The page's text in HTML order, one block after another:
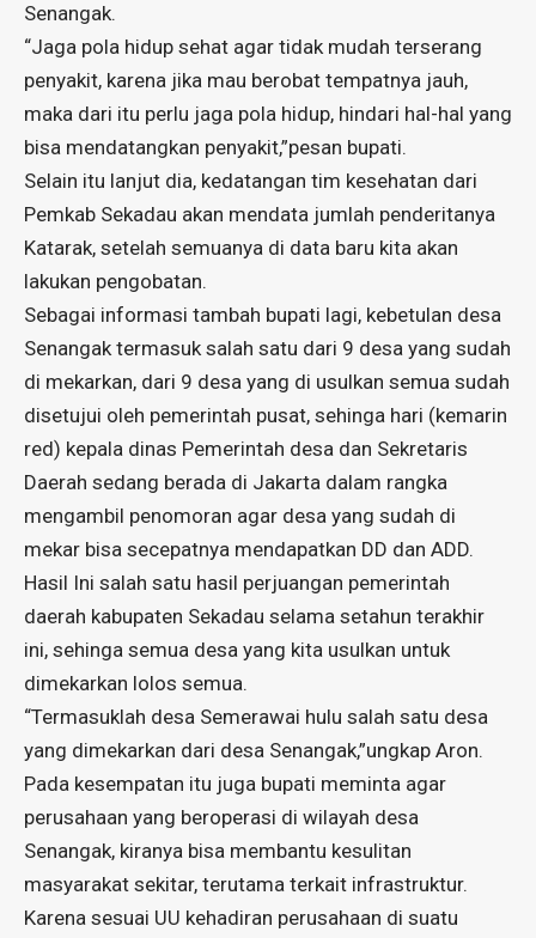
Senangak.
“Jaga pola hidup sehat agar tidak mudah terserang
penyakit, karena jika mau berobat tempatnya jauh,
maka dari itu perlu jaga pola hidup, hindari hal-hal yang
bisa mendatangkan penyakit,”pesan bupati.
Selain itu lanjut dia, kedatangan tim kesehatan dari
Pemkab Sekadau akan mendata jumlah penderitanya
Katarak, setelah semuanya di data baru kita akan
lakukan pengobatan.
Sebagai informasi tambah bupati lagi, kebetulan desa
Senangak termasuk salah satu dari 9 desa yang sudah
di mekarkan, dari 9 desa yang di usulkan semua sudah
disetujui oleh pemerintah pusat, sehinga hari (kemarin
red) kepala dinas Pemerintah desa dan Sekretaris
Daerah sedang berada di Jakarta dalam rangka
mengambil penomoran agar desa yang sudah di
mekar bisa secepatnya mendapatkan DD dan ADD.
Hasil Ini salah satu hasil perjuangan pemerintah
daerah kabupaten Sekadau selama setahun terakhir
ini, sehinga semua desa yang kita usulkan untuk
dimekarkan lolos semua.
“Termasuklah desa Semerawai hulu salah satu desa
yang dimekarkan dari desa Senangak,”ungkap Aron.
Pada kesempatan itu juga bupati meminta agar
perusahaan yang beroperasi di wilayah desa
Senangak, kiranya bisa membantu kesulitan
masyarakat sekitar, terutama terkait infrastruktur.
Karena sesuai UU kehadiran perusahaan di suatu